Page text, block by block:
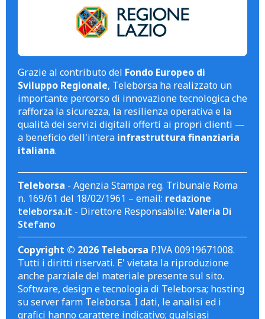
Grazie al contributo del Fondo Europeo di
Sviluppo Regionale, Teleborsa ha realizzato un
importante percorso di innovazione tecnologica che
rafforza la sicurezza, la resilienza operativa e la
qualità dei servizi digitali offerti ai propri clienti —
a beneficio dell'intera infrastruttura finanziaria
italiana.
Teleborsa - Agenzia Stampa reg. Tribunale Roma
n. 169/61 del 18/02/1961 – email: redazione
teleborsa.it - Direttore Responsabile: Valeria Di
Stefano
Copyright © 2026 Teleborsa P.IVA 00919671008.
Tutti i diritti riservati. E' vietata la riproduzione
anche parziale del materiale presente sul sito.
Software, design e tecnologia di Teleborsa; hosting
su server farm Teleborsa. I dati, le analisi ed i
grafici hanno carattere indicativo; qualsiasi